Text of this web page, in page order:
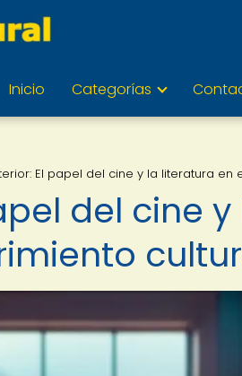
Inicio Categorías
El papel del cine y la literatura en
del cine